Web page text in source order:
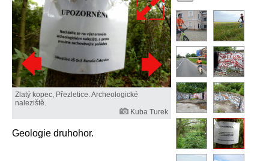
Zlatý kopec, Přezletice. Archeologické
naleziště.
Kuba Turek
Geologie druhohor.